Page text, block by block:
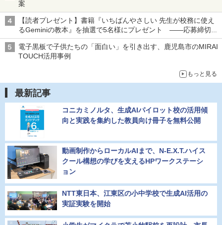
案
【読者プレゼント】書籍『いちばんやさしい 先生が校務に使え
るGeminiの教本』を抽選で5名様にプレゼント ――応募締切は
2026年8月12日（水）まで
電子黒板で子供たちの「面白い」を引き出す、鹿児島市のMIRAI
TOUCH活用事例
もっと見る
最新記事
コニカミノルタ、生成AIパイロット校の活用傾
向と実践を集約した教員向け冊子を無料公開
動画制作からローカルAIまで、N-E.X.T.ハイス
クール構想の学びを支えるHPワークステーシ
ョン
NTT東日本、江東区の小中学校で生成AI活用の
実証実験を開始